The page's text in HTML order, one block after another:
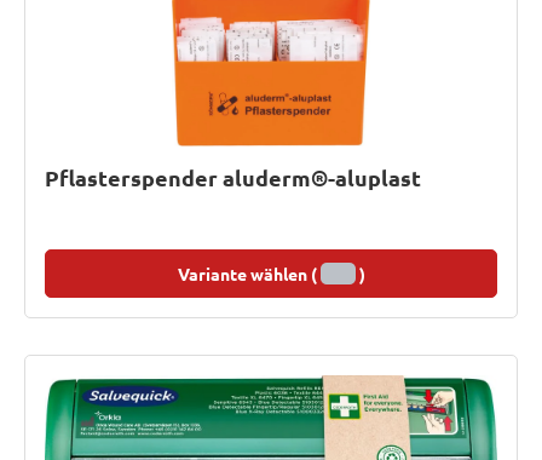
Pflasterspender aluderm®-aluplast
Variante wählen ( )